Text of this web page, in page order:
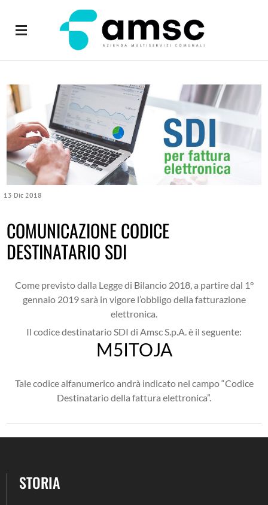
13 Dic 2018
COMUNICAZIONE CODICE
DESTINATARIO SDI
Come previsto dalla Legge di Bilancio 2018, a partire dal 1°
gennaio 2019 sarà in vigore l’obbligo della fatturazione
elettronica.
Il codice destinatario SDI di Amsc S.p.A. è il seguente:
M5ITOJA
Tale codice alfanumerico andrà indicato nel campo “Codice
Destinatario della fattura elettronica”.
STORIA